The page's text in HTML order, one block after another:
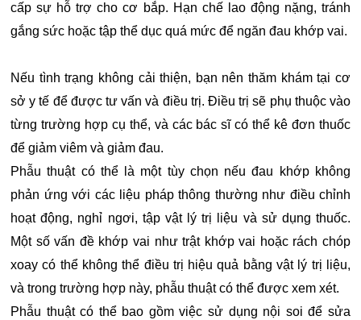
cấp sự hỗ trợ cho cơ bắp. Hạn chế lao động nặng, tránh
gắng sức hoặc tập thể dục quá mức để ngăn đau khớp vai.
Nếu tình trạng không cải thiện, bạn nên thăm khám tại cơ
sở y tế để được tư vấn và điều trị. Điều trị sẽ phụ thuộc vào
từng trường hợp cụ thể, và các bác sĩ có thể kê đơn thuốc
để giảm viêm và giảm đau.
Phẫu thuật có thể là một tùy chọn nếu đau khớp không
phản ứng với các liệu pháp thông thường như điều chỉnh
hoạt động, nghỉ ngơi, tập vật lý trị liệu và sử dụng thuốc.
Một số vấn đề khớp vai như trật khớp vai hoặc rách chóp
xoay có thể không thể điều trị hiệu quả bằng vật lý trị liệu,
và trong trường hợp này, phẫu thuật có thể được xem xét.
Phẫu thuật có thể bao gồm việc sử dụng nội soi để sửa